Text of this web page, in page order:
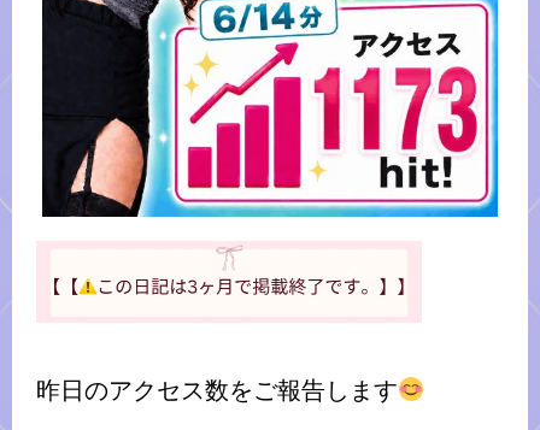
昨日のアクセス数をご報告します